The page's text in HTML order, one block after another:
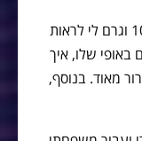
הכל. פגשתי מאמן שסמך עליי ב-100% וגרם לי לראות
שלו, איך
מאוד. בנוסף,